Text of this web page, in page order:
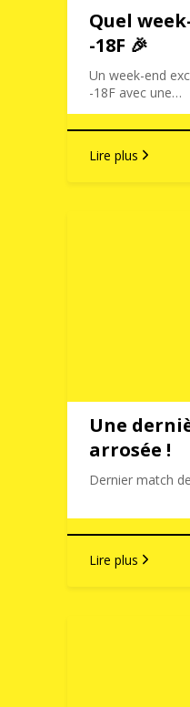
Quel
-18F 🎉
Un week-end
-18F avec une…
Lire plus
Une
arrosée !
Dernier match
Lire plus